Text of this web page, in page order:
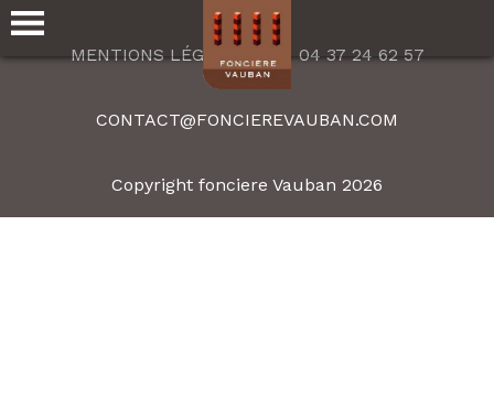
MENTIONS LÉGALES 04 37 24 62 57
CONTACT@FONCIEREVAUBAN.COM
Copyright fonciere Vauban 2026